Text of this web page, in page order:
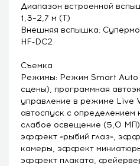
Диапазон встроенной
1,3–2,7 м (T)
Внешняя вспышка:
HF-DC2
Съемка
Режимы: Режим Smart Auto
сцены), программная
управление в режиме Live
автоспуск с определением
слабое освещение (5,0
эффект «рыбий глаз»,
камеры, эффект
эффект плаката,